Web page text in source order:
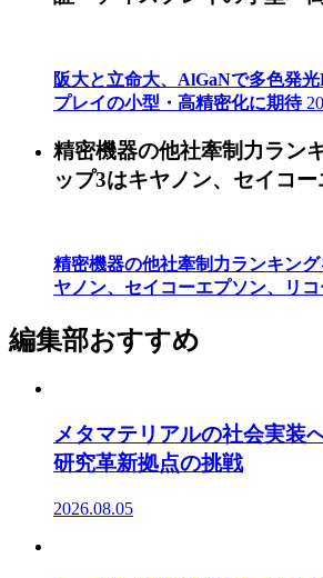
阪大と立命大、AlGaNで多色発
プレイの小型・高精密化に期待
精密機器の他社牽制力ラン
ップ3はキヤノン、セイコ
精密機器の他社牽制力ランキン
ヤノン、セイコーエプソン、リコ
編集部おすすめ
メタマテリアルの社会実
研究革新拠点の挑戦
2026.08.05